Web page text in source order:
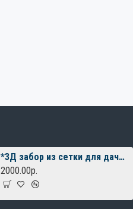
*3Д забор из сетки для дачного дома
2000.00р.